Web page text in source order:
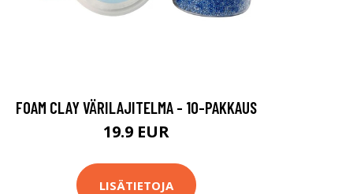
FOAM CLAY VÄRILAJITELMA - 10-PAKKAUS
19.9 EUR
LISÄTIETOJA